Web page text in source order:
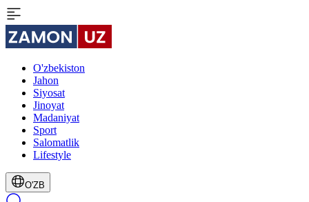
O'zbekiston
Jahon
Siyosat
Jinoyat
Madaniyat
Sport
Salomatlik
Lifestyle
O'ZB